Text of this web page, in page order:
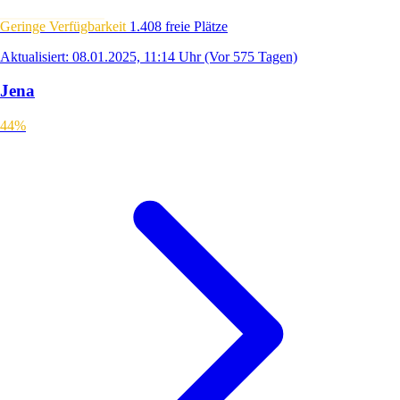
Geringe Verfügbarkeit 1.408 freie Plätze
Aktualisiert: 08.01.2025, 11:14 Uhr(Vor 575 Tagen)
Jena
44%